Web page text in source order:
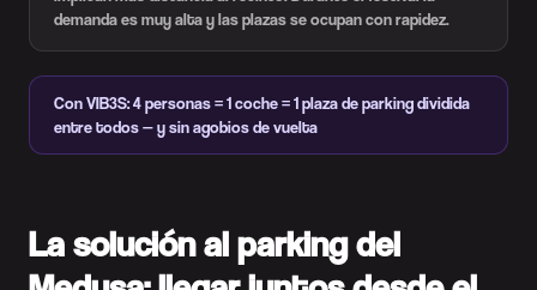
demanda es muy alta y las plazas se ocupan con rapidez.
Con VIB3S: 4 personas = 1 coche = 1 plaza de parking dividida
entre todos — y sin agobios de vuelta
La solución al parking del